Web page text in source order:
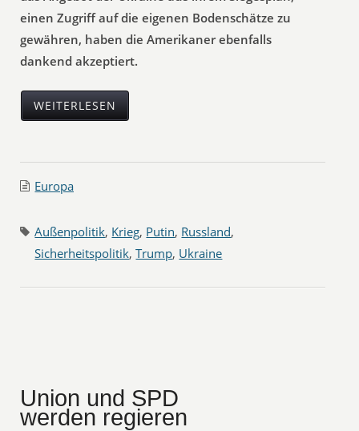
einen Zugriff auf die eigenen Bodenschätze zu
gewähren, haben die Amerikaner ebenfalls
dankend akzeptiert.
WEITERLESEN
Europa
Außenpolitik, Krieg, Putin, Russland,
Sicherheitspolitik,Trump, Ukraine
Union und SPD
werden regieren